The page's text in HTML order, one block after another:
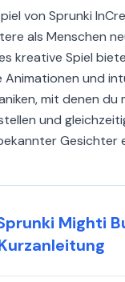
von Sprunki
als Menschen
kreative Spiel
Animationen und
mit denen du
und
Gesichter
Mighti